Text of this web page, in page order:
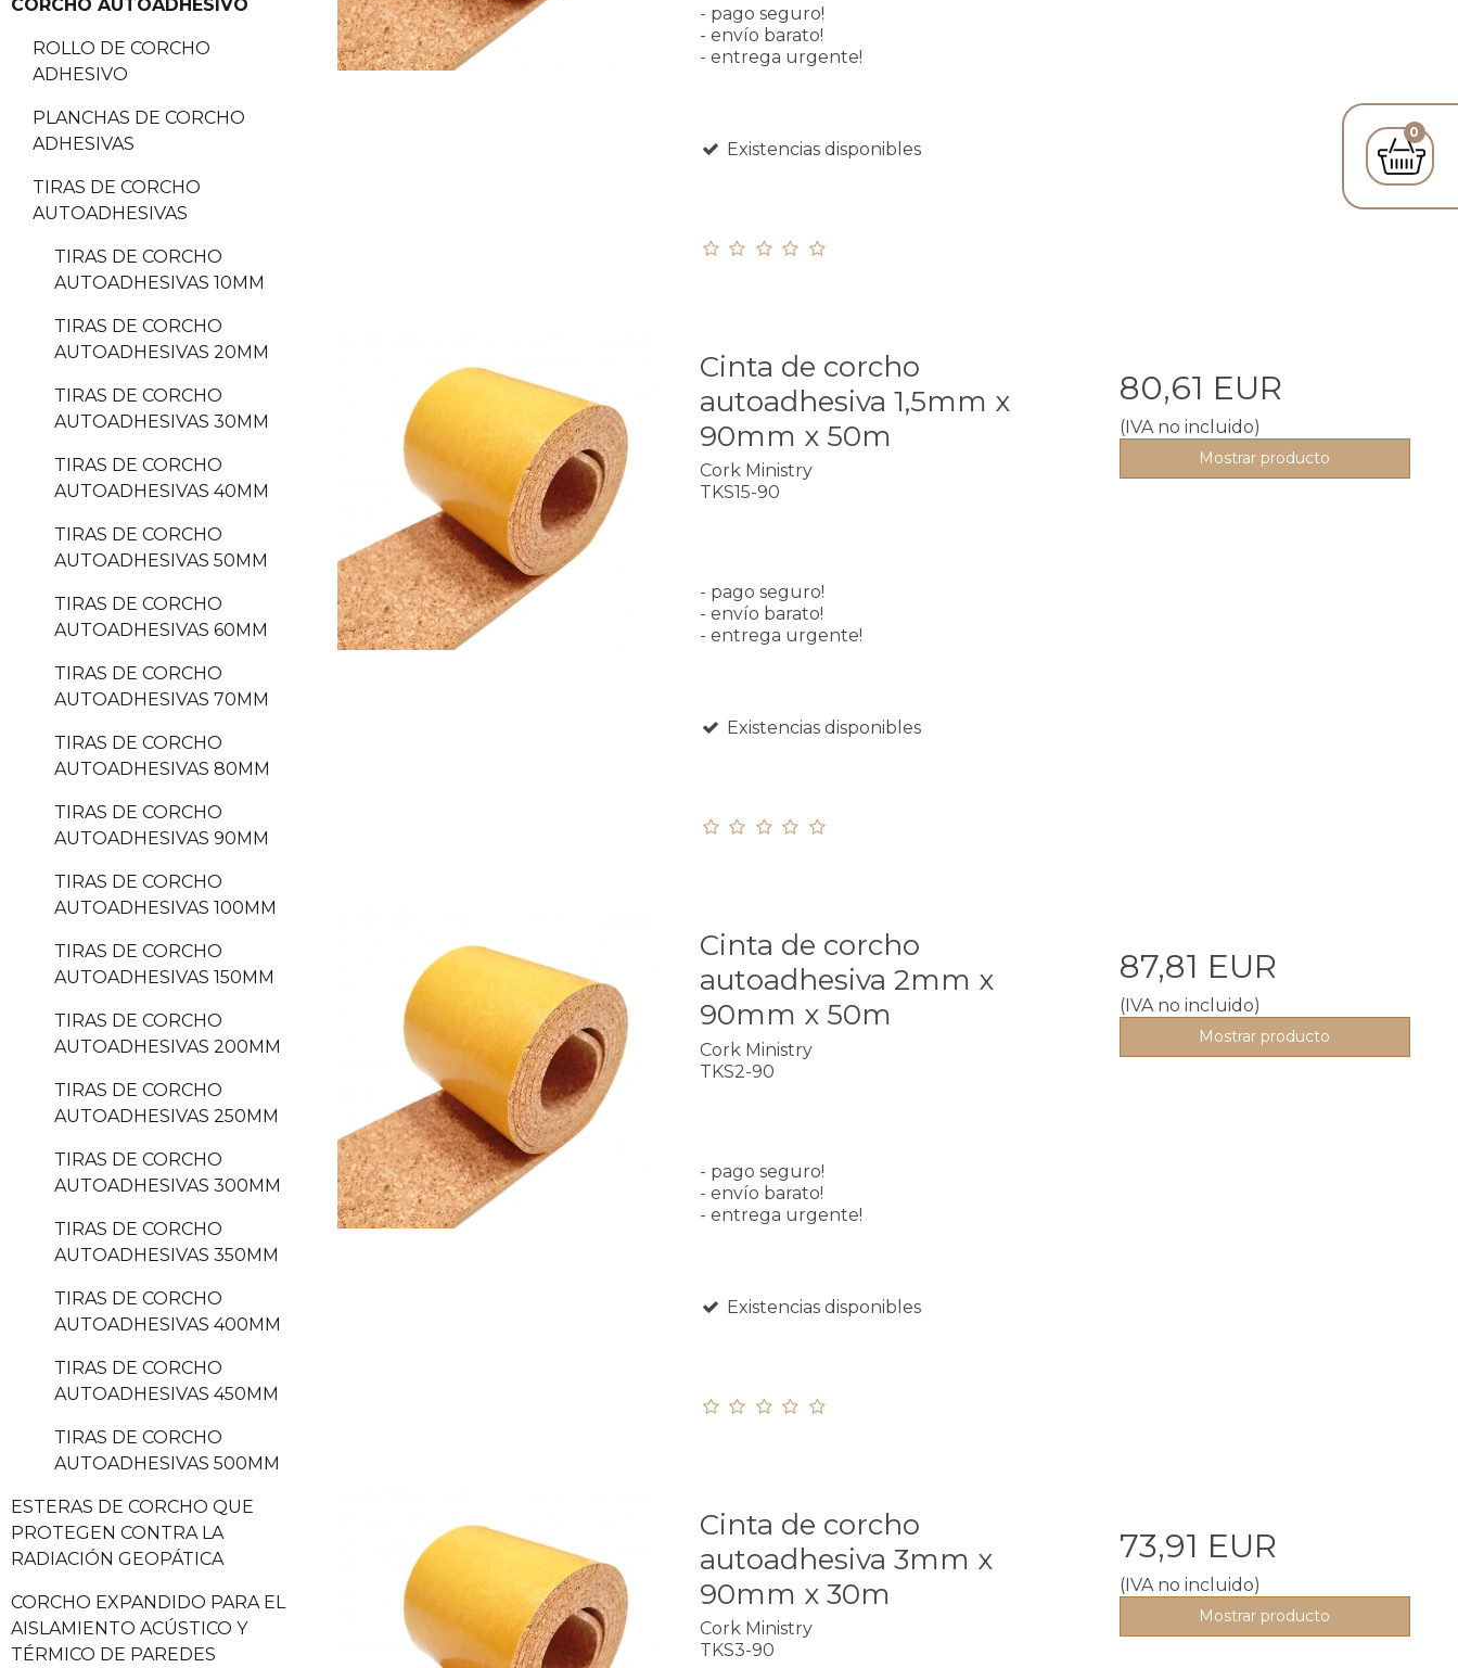
0
CORCHO AUTOADHESIVO
ROLLO DE CORCHO
ADHESIVO
PLANCHAS DE CORCHO
ADHESIVAS
TIRAS DE CORCHO
AUTOADHESIVAS
TIRAS DE CORCHO
AUTOADHESIVAS 10MM
TIRAS DE CORCHO
AUTOADHESIVAS 20MM
TIRAS DE CORCHO
AUTOADHESIVAS 30MM
TIRAS DE CORCHO
AUTOADHESIVAS 40MM
TIRAS DE CORCHO
AUTOADHESIVAS 50MM
TIRAS DE CORCHO
AUTOADHESIVAS 60MM
TIRAS DE CORCHO
AUTOADHESIVAS 70MM
TIRAS DE CORCHO
AUTOADHESIVAS 80MM
TIRAS DE CORCHO
AUTOADHESIVAS 90MM
TIRAS DE CORCHO
AUTOADHESIVAS 100MM
TIRAS DE CORCHO
AUTOADHESIVAS 150MM
TIRAS DE CORCHO
AUTOADHESIVAS 200MM
TIRAS DE CORCHO
AUTOADHESIVAS 250MM
TIRAS DE CORCHO
AUTOADHESIVAS 300MM
TIRAS DE CORCHO
AUTOADHESIVAS 350MM
TIRAS DE CORCHO
AUTOADHESIVAS 400MM
TIRAS DE CORCHO
AUTOADHESIVAS 450MM
TIRAS DE CORCHO
AUTOADHESIVAS 500MM
ESTERAS DE CORCHO QUE
PROTEGEN CONTRA LA
RADIACIÓN GEOPÁTICA
CORCHO EXPANDIDO PARA EL
AISLAMIENTO ACÚSTICO Y
TÉRMICO DE PAREDES
- pago seguro!
- envío barato!
- entrega urgente!
Existencias disponibles
Cinta de corcho
autoadhesiva 1,5mm x
90mm x 50m
Cork Ministry
TKS15-90
- pago seguro!
- envío barato!
- entrega urgente!
Existencias disponibles
80,61 EUR
(IVA no incluido)
Mostrar producto
Cinta de corcho
autoadhesiva 2mm x
90mm x 50m
Cork Ministry
TKS2-90
- pago seguro!
- envío barato!
- entrega urgente!
Existencias disponibles
87,81 EUR
(IVA no incluido)
Mostrar producto
Cinta de corcho
autoadhesiva 3mm x
90mm x 30m
Cork Ministry
TKS3-90
73,91 EUR
(IVA no incluido)
Mostrar producto